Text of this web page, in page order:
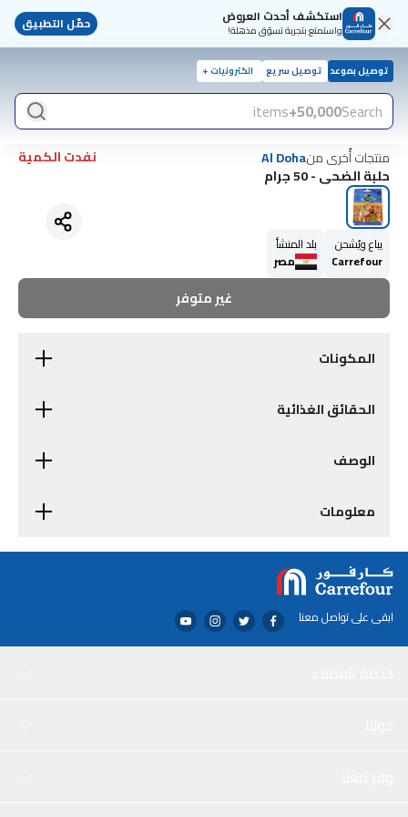
استكشف أحدث العروض
واستمتع بتجربة تسوّق مذهلة! حمّل التطبيق
توصيل بموعد توصيل سريع الكترونيات +
Search
50,000+
items
منتجات أُخرى منAl Doha
نفدت الكمية
حلبة الضحى - 50 جرام
يباع ويُشحن
Carrefour
بلد المنشأ
مصر
غير متوفر
المكونات
الحقائق الغذائية
الوصف
معلومات
ابقى على تواصل معنا